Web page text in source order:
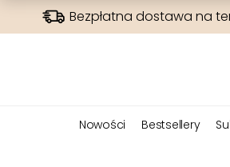
Bezpłatna dostawa na
Nowości Bestsellery